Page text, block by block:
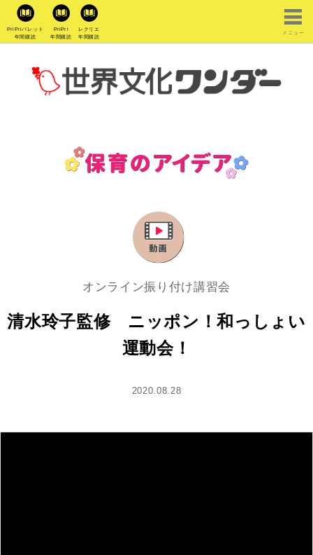
PriPriパレット
年間購読
PriPri
年間購読
レクリエ
年間購読
メニュー
オンライン振り付け講習会
清水玲子監修 ニッポン！和っしょい
運動会！
2020.08.28